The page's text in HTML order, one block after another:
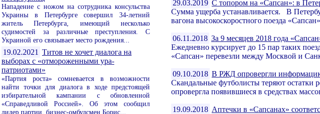
Нападение с ножом на сотрудника консульства
Украины в Петербурге совершил 34-летний
житель Петербурга, имеющий несколько
судимостей за различные преступления. С
Украиной его связывает место рождения...
19.02.2021 Титов не хочет диалога на
выборах с «отмороженными ура-
патриотами»
«Партия роста» сомневается в возможности
найти точки для диалога в ходе предстоящей
избирательной кампании с обновленной
«Справедливой Россией». Об этом сообщил
лидер партии, бизнес-омбудсмен Борис...
29.03.2019 С топором на «Сапсан»: в
Сумма ущерба устанавливается. В
вагона высокоскоростного поезда
06.11.2018 За 9 месяцев 2018 года
Ежедневно курсирует до 15 пар таких
«Сапсан» перевезли между Москвой и
09.10.2018 В РЖД опровергли
Скандальные футболисты теряют
опровергла появившиеся в средствах
19.09.2018 Аптечки в «Сапсанах»